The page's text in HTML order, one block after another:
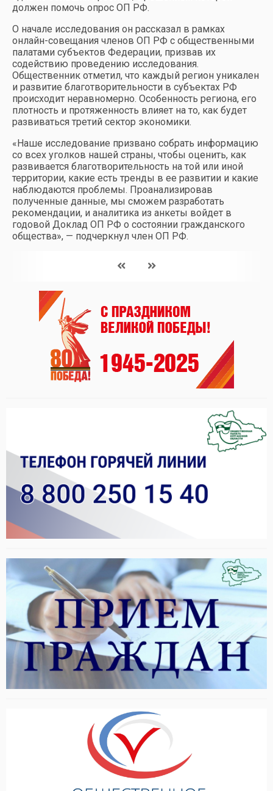
должен помочь опрос ОП РФ.
О начале исследования он рассказал в рамках
онлайн-совещания членов ОП РФ с общественными
палатами субъектов Федерации, призвав их
содействию проведению исследования.
Общественник отметил, что каждый регион уникален
и развитие благотворительности в субъектах РФ
происходит неравномерно. Особенность региона, его
плотность и протяженность влияет на то, как будет
развиваться третий сектор экономики.
«Наше исследование призвано собрать информацию
со всех уголков нашей страны, чтобы оценить, как
развивается благотворительность на той или иной
территории, какие есть тренды в ее развитии и какие
наблюдаются проблемы. Проанализировав
полученные данные, мы сможем разработать
рекомендации, и аналитика из анкеты войдет в
годовой Доклад ОП РФ о состоянии гражданского
общества», — подчеркнул член ОП РФ.